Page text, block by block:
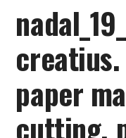
paper
cutting.